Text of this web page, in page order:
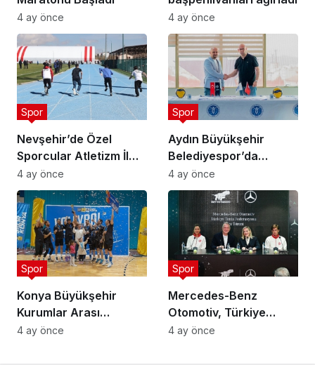
4 ay önce 4 ay önce
Nevşehir’de Özel
Sporcular Atletizm İl
Şampiyonası
Düzenlendi
Spor
4 ay önce
Aydın Büyükşehir
Belediyespor’da
Ataman Güneyligil
Dönemi
Spor
4 ay önce
Konya Büyükşehir
Kurumlar Arası
Voleybol Turnuvası
Spor
4 ay önce
Mercedes-Benz
Otomotiv, Türkiye
Tenis Federasyonu’nun
Spor
4 ay önce